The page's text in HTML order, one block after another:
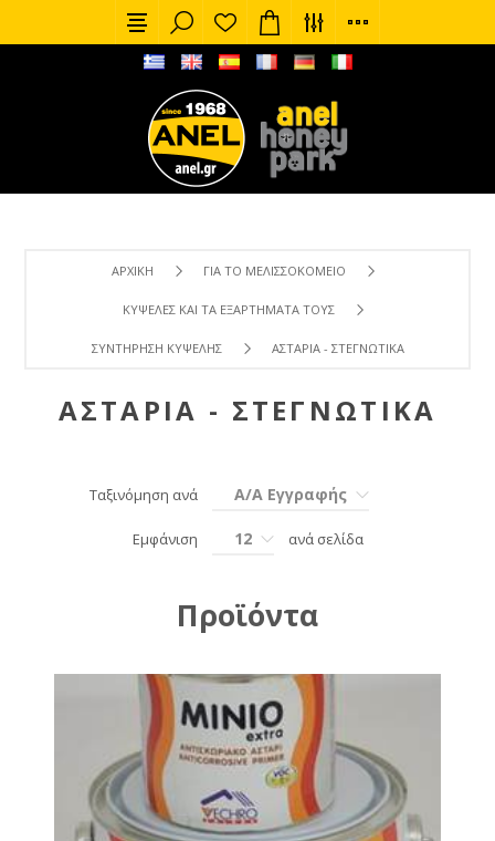
ΑΡΧΙΚΉ ΓΙΑ ΤΟ ΜΕΛΙΣΣΟΚΟΜΕΊΟ
ΚΥΨΈΛΕΣ ΚΑΙ ΤΑ ΕΞΑΡΤΉΜΑΤΑ ΤΟΥΣ
ΣΥΝΤΉΡΗΣΗ ΚΥΨΈΛΗΣ ΑΣΤΆΡΙΑ - ΣΤΕΓΝΩΤΙΚΆ
ΑΣΤΆΡΙΑ - ΣΤΕΓΝΩΤΙΚΆ
Ταξινόμηση ανά Α/Α Εγγραφής
Εμφάνιση 12 ανά σελίδα
Προϊόντα